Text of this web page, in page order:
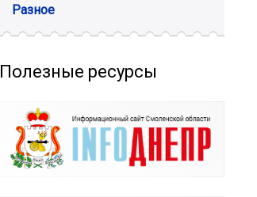
Разное
Полезные ресурсы